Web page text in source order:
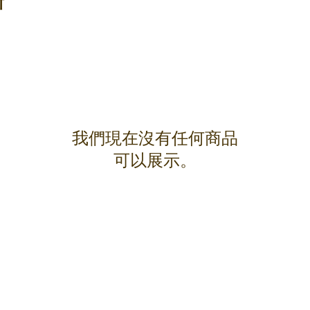
我們現在沒有任何商品
可以展示。